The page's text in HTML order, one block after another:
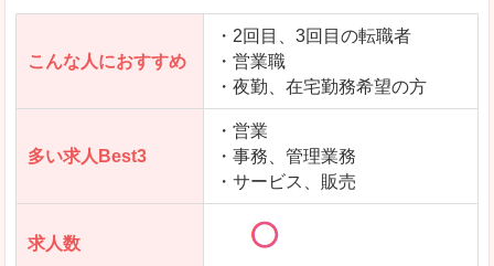
求人を含んだページを見てみる
こんな人におすすめ
・2回目、3回目の転職者
・営業職
・夜勤、在宅勤務希望の方
多い求人Best3
・営業
・事務、管理業務
・サービス、販売
求人数